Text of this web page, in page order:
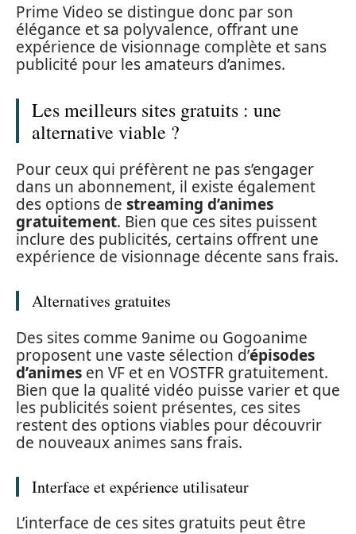
Prime Video se distingue donc par son
élégance et sa polyvalence, offrant une
expérience de visionnage complète et sans
publicité pour les amateurs d’animes.
Les meilleurs sites gratuits : une
alternative viable ?
Pour ceux qui préfèrent ne pas s’engager
dans un abonnement, il existe également
des options de streaming d’animes
gratuitement. Bien que ces sites puissent
inclure des publicités, certains offrent une
expérience de visionnage décente sans frais.
Alternatives gratuites
Des sites comme 9anime ou Gogoanime
proposent une vaste sélection d’épisodes
d’animes en VF et en VOSTFR gratuitement.
Bien que la qualité vidéo puisse varier et que
les publicités soient présentes, ces sites
restent des options viables pour découvrir
de nouveaux animes sans frais.
Interface et expérience utilisateur
L’interface de ces sites gratuits peut être